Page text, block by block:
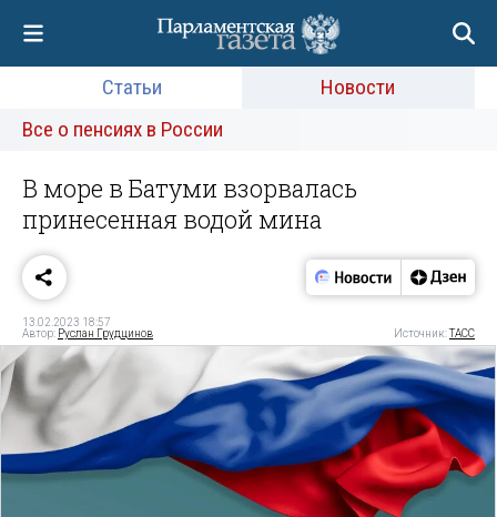
Статьи
Новости
Все о пенсиях в России
В море в Батуми взорвалась
принесенная водой мина
13.02.2023 18:57
Автор: Руслан Грудцинов Источник:ТАСС